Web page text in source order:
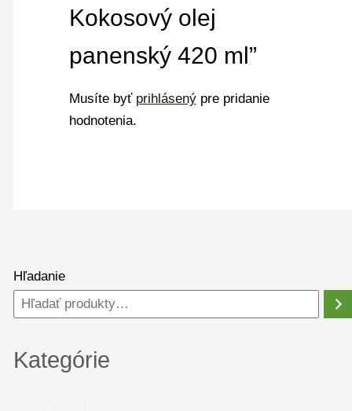
Hľadanie
Kategórie
Kokosový olej
panenský 420 ml”
Musíte byť prihlásenýpre pridanie
hodnotenia.